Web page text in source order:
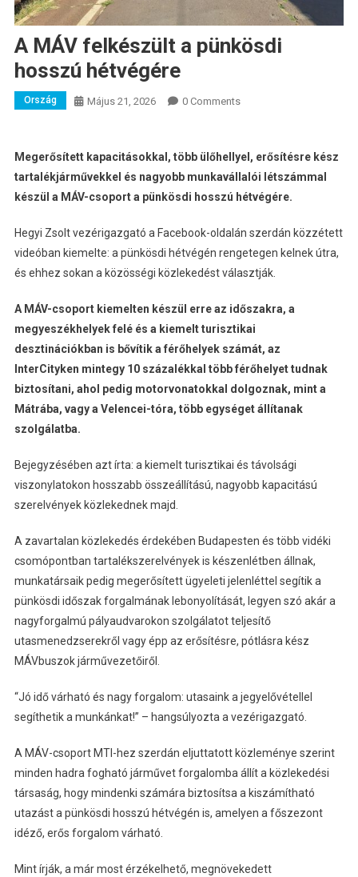
A MÁV felkészült a pünkösdi
hosszú hétvégére
Ország Május 21, 2026 0 Comments
Megerősített kapacitásokkal, több ülőhellyel, erősítésre kész
tartalékjárművekkel és nagyobb munkavállalói létszámmal
készül a MÁV-csoport a pünkösdi hosszú hétvégére.
Hegyi Zsolt vezérigazgató a Facebook-oldalán szerdán közzétett
videóban kiemelte: a pünkösdi hétvégén rengetegen kelnek útra,
és ehhez sokan a közösségi közlekedést választják.
A MÁV-csoport kiemelten készül erre az időszakra, a
megyeszékhelyek felé és a kiemelt turisztikai
desztinációkban is bővítik a férőhelyek számát, az
InterCityken mintegy 10 százalékkal több férőhelyet tudnak
biztosítani, ahol pedig motorvonatokkal dolgoznak, mint a
Mátrába, vagy a Velencei-tóra, több egységet állítanak
szolgálatba.
Bejegyzésében azt írta: a kiemelt turisztikai és távolsági
viszonylatokon hosszabb összeállítású, nagyobb kapacitású
szerelvények közlekednek majd.
A zavartalan közlekedés érdekében Budapesten és több vidéki
csomópontban tartalékszerelvények is készenlétben állnak,
munkatársaik pedig megerősített ügyeleti jelenléttel segítik a
pünkösdi időszak forgalmának lebonyolítását, legyen szó akár a
nagyforgalmú pályaudvarokon szolgálatot teljesítő
utasmenedzserekről vagy épp az erősítésre, pótlásra kész
MÁVbuszok járművezetőiről.
“Jó idő várható és nagy forgalom: utasaink a jegyelővétellel
segíthetik a munkánkat!” – hangsúlyozta a vezérigazgató.
A MÁV-csoport MTI-hez szerdán eljuttatott közleménye szerint
minden hadra fogható járművet forgalomba állít a közlekedési
társaság, hogy mindenki számára biztosítsa a kiszámítható
utazást a pünkösdi hosszú hétvégén is, amelyen a főszezont
idéző, erős forgalom várható.
Mint írják, a már most érzékelhető, megnövekedett